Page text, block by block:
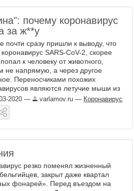
почему коронавирус
за ж​**у
почти сразу пришли к выводу, что
SARS-CoV-2, скорее
к человеку от животного,
не напрямую, а через другое
Переносчиками похожих
являются летучие мыши из
На рынке диких
в Ухане такая мышка ...
2020 — varlamov.ru — Коронавирус
резко поменял жизненный
закрыт даже квартал
фонарей». Перед въездом на